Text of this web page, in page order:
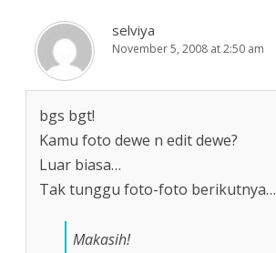
selviya
November 5, 2008 at 2:50 am
bgs bgt!
Kamu foto dewe n edit dewe?
Luar biasa…
Tak tunggu foto-foto berikutnya…
Makasih!